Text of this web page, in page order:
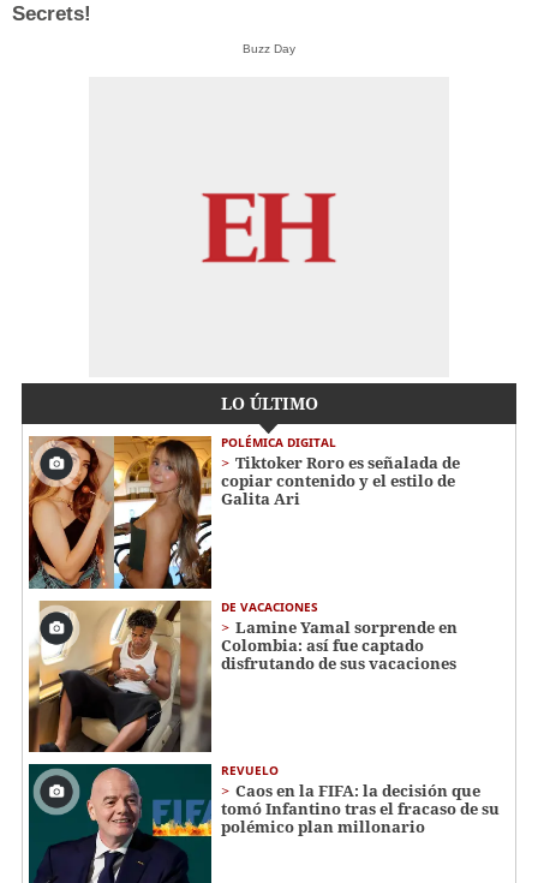
Secrets!
Buzz Day
LO ÚLTIMO
POLÉMICA DIGITAL
Tiktoker Roro es señalada de
copiar contenido y el estilo de
Galita Ari
DE VACACIONES
Lamine Yamal sorprende en
Colombia: así fue captado
disfrutando de sus vacaciones
REVUELO
Caos en la FIFA: la decisión que
tomó Infantino tras el fracaso de su
polémico plan millonario